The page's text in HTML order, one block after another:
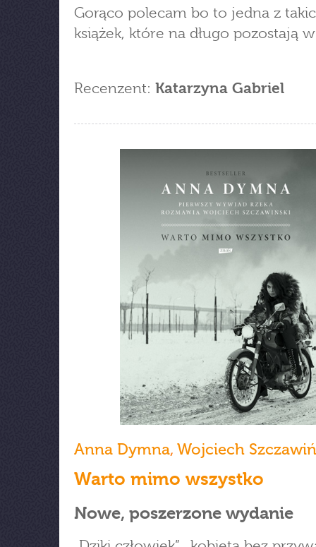
Gorąco polecam bo to jedna z
książek, które na długo pozostają
Recenzent: Katarzyna Gabriel
Anna Dymna, Wojciech
Warto mimo wszystko
Nowe, poszerzone wydanie